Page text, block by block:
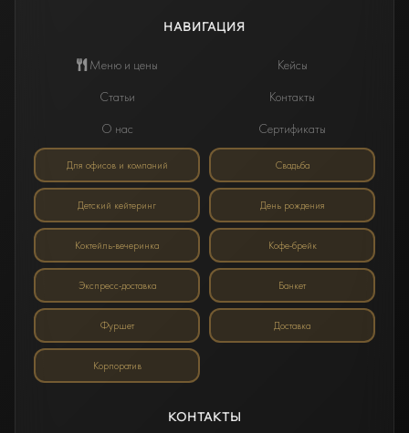
НАВИГАЦИЯ
Меню и цены
Кейсы
Статьи
Контакты
О нас
Сертификаты
Для офисов и компаний Свадьба
Детский кейтеринг День рождения
Коктейль-вечеринка Кофе-брейк
Экспресс-доставка Банкет
Фуршет Доставка
Корпоратив
КОНТАКТЫ